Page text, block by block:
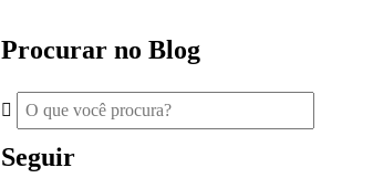
Procurar no Blog
Seguir